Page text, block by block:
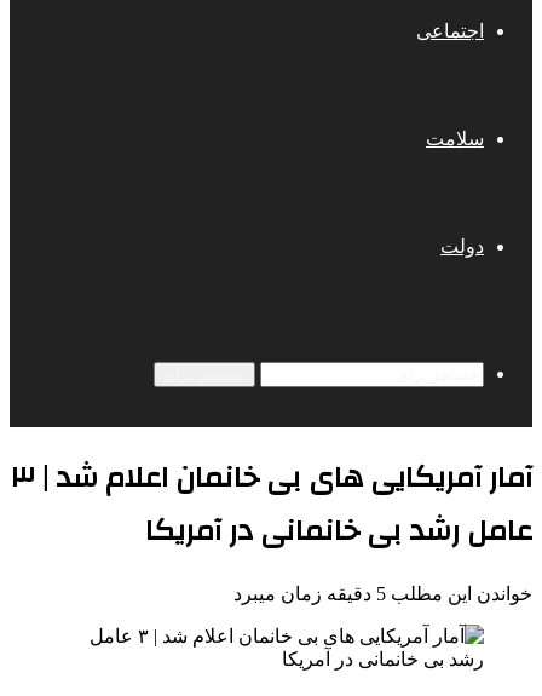
اجتماعی
سلامت
دولت
آمار آمریکایی‌ های بی خانمان اعلام شد | ۳
عامل رشد بی‌ خانمانی در آمریکا
خواندن این مطلب 5 دقیقه زمان میبرد